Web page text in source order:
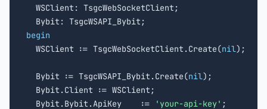
WSClient: TsgcWebSocketClient;
begin
WSClient := TsgcWebSocketClient.Create(nil);
  Bybit := TsgcWSAPI_Bybit.Create(
nil);
  Bybit.Client := WSClient;
  Bybit.Bybit.ApiKey    :=
'your-api-key' ;